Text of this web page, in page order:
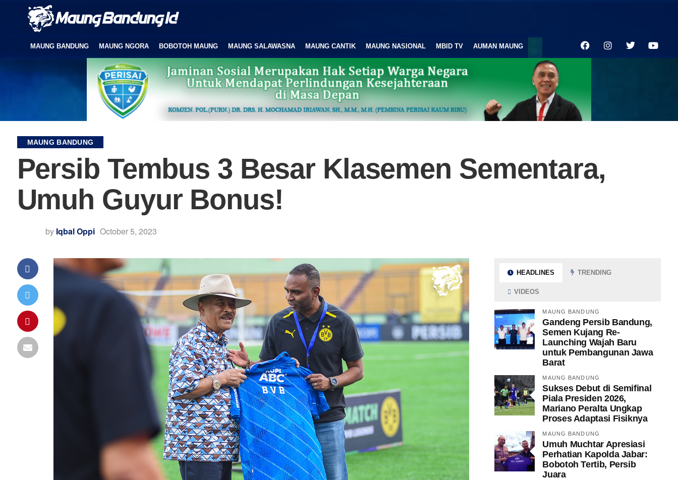
MAUNG BANDUNG MAUNG NGORA BOBOTOH MAUNG MAUNG SALAWASNA MAUNG CANTIK MAUNG NASIONAL MBID TV AUMAN MAUNG
MAUNG BANDUNG
Persib Tembus 3 Besar Klasemen Sementara,
Umuh Guyur Bonus!
by Iqbal Oppi October 5, 2023
HEADLINES TRENDING
VIDEOS
MAUNG BANDUNG
Gandeng Persib Bandung,
Semen Kujang Re-
Launching Wajah Baru
untuk Pembangunan Jawa
Barat
MAUNG BANDUNG
Sukses Debut di Semifinal
Piala Presiden 2026,
Mariano Peralta Ungkap
Proses Adaptasi Fisiknya
MAUNG BANDUNG
Umuh Muchtar Apresiasi
Perhatian Kapolda Jabar:
Bobotoh Tertib, Persib
Juara